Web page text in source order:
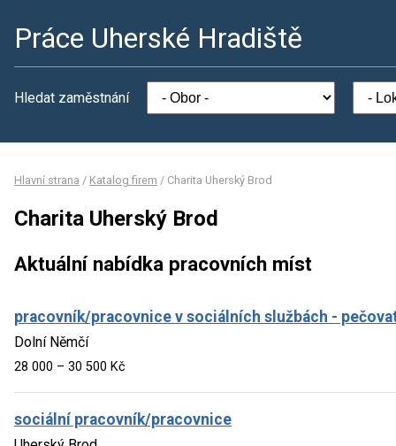
Práce Uherské Hradiště
Hledat zaměstnání
Hlavní strana / Katalog firem / Charita Uherský Brod
Charita Uherský Brod
Aktuální nabídka pracovních míst
pracovník/pracovnice v sociálních službách -
Dolní Němčí
28 000 – 30 500 Kč
sociální pracovník/pracovnice